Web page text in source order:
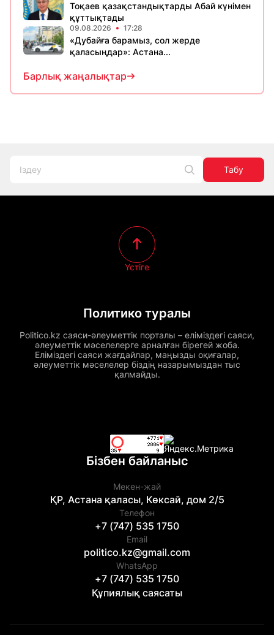
Тоқаев қазақстандықтарды Абай күнімен
құттықтады
09.08.2026 17:28
«Дубайға барамыз, сол жерде
қаласыңдар»: Астана...
Барлық жаңалықтар
Табу
Политико туралы
Politico.kz саяси-әлеуметтік порталы – еліміздегі саяси,
әлеуметтік мәселелерге арналған бірегей жоба.
Еліміздегі саяси жағдайлар, маңызды оқиғалар,
әлеуметтік мәселелер біздің назарымыздан тыс
қалмайды.
Үстіге
Бізбен байланыс
Мекен-жай
ҚР, Астана қаласы, Көксай, дом 2/5
Телефон
+7 (747) 535 1750
Email
politico.kz@gmail.com
WhatsApp
+7 (747) 535 1750
Құпиялық саясаты